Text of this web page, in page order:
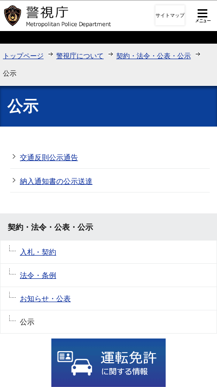
このページの本文へ移動
サイトマップ
トップページ 警視庁について 契約・法令・公表・公示
公示
公示
交通反則公示通告
納入通知書の公示送達
契約・法令・公表・公示
入札・契約
法令・条例
お知らせ・公表
公示